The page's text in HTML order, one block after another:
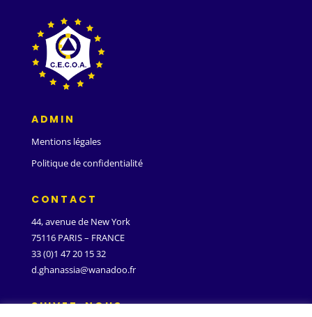
ADMIN
Mentions légales
Politique de confidentialité
CONTACT
44, avenue de New York
75116 PARIS – FRANCE
33 (0)1 47 20 15 32
d.ghanassia@wanadoo.fr
SUIVEZ-NOUS